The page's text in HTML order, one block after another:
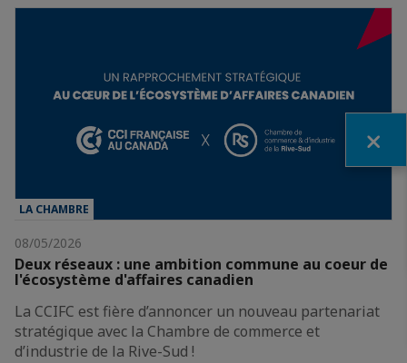
LA CHAMBRE
08/05/2026
Deux réseaux : une ambition commune au coeur de
l'écosystème d'affaires canadien
La CCIFC est fière d’annoncer un nouveau partenariat
stratégique avec la Chambre de commerce et
d’industrie de la Rive-Sud !